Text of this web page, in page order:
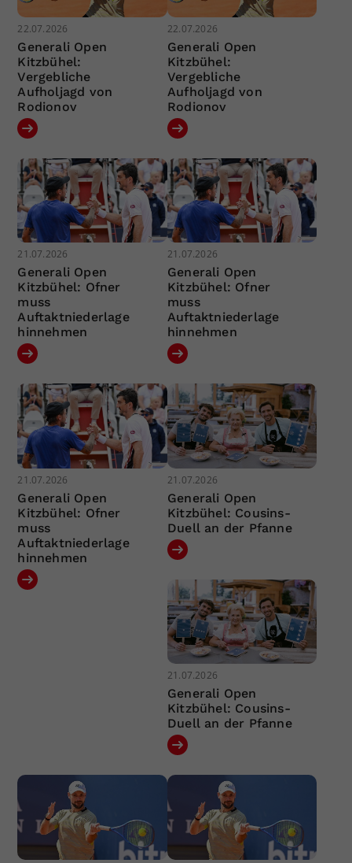
22.07.2026
Generali Open
Kitzbühel:
Vergebliche
Aufholjagd von
Rodionov
22.07.2026
Generali Open
Kitzbühel:
Vergebliche
Aufholjagd von
Rodionov
21.07.2026
Generali Open
Kitzbühel: Ofner
muss
Auftaktniederlage
hinnehmen
21.07.2026
Generali Open
Kitzbühel: Ofner
muss
Auftaktniederlage
hinnehmen
21.07.2026
Generali Open
Kitzbühel: Ofner
muss
Auftaktniederlage
hinnehmen
21.07.2026
Generali Open
Kitzbühel: Cousins-
Duell an der Pfanne
21.07.2026
Generali Open
Kitzbühel: Cousins-
Duell an der Pfanne